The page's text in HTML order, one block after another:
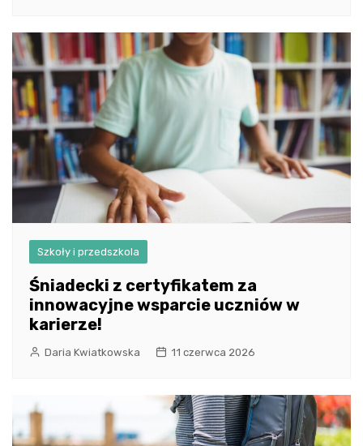
Szkoły i przedszkola
Śniadecki z certyfikatem za
innowacyjne wsparcie uczniów w
karierze!
Daria Kwiatkowska 11 czerwca 2026